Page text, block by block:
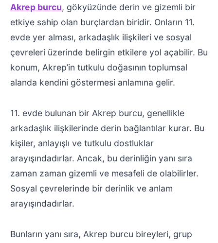
Akrep burcu, gökyüzünde derin ve gizemli bir
etkiye sahip olan burçlardan biridir. Onların 11.
evde yer alması, arkadaşlık ilişkileri ve sosyal
çevreleri üzerinde belirgin etkilere yol açabilir. Bu
konum, Akrep’in tutkulu doğasının toplumsal
alanda kendini göstermesi anlamına gelir.
11. evde bulunan bir Akrep burcu, genellikle
arkadaşlık ilişkilerinde derin bağlantılar kurar. Bu
kişiler, anlayışlı ve tutkulu dostluklar
arayışındadırlar. Ancak, bu derinliğin yanı sıra
zaman zaman gizemli ve mesafeli de olabilirler.
Sosyal çevrelerinde bir derinlik ve anlam
arayışındadırlar.
Bunların yanı sıra, Akrep burcu bireyleri, grup